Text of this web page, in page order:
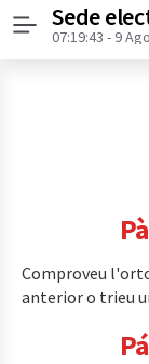
Menú
Sede
07:19:44 - 9
Comproveu
anterior o trieu